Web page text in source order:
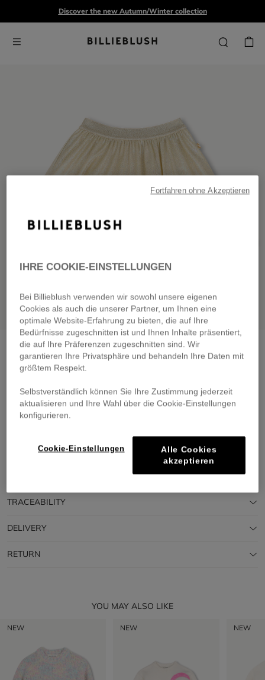
Discover the new Autumn/Winter collection
Shimmery underskirtlight gold
Pay in 4 interest-free instalments
🔒 Secure payment & easy returns
NEW CEREMONY
DESCRIPTION
TRACEABILITY
DELIVERY
RETURN
YOU MAY ALSO LIKE
NEW NEW NEW
IHRE COOKIE-EINSTELLUNGEN
Bei Billieblush verwenden wir sowohl unsere eigenen
Cookies als auch die unserer Partner, um Ihnen eine
optimale Website-Erfahrung zu bieten, die auf Ihre
Bedürfnisse zugeschnitten ist und Ihnen Inhalte präsentiert,
die auf Ihre Präferenzen zugeschnitten sind. Wir
garantieren Ihre Privatsphäre und behandeln Ihre Daten mit
größtem Respekt.
Selbstverständlich können Sie Ihre Zustimmung jederzeit
aktualisieren und Ihre Wahl über die Cookie-Einstellungen
konfigurieren.
Cookie-Einstellungen
Alle Cookies
akzeptieren
Fortfahren ohne Akzeptieren